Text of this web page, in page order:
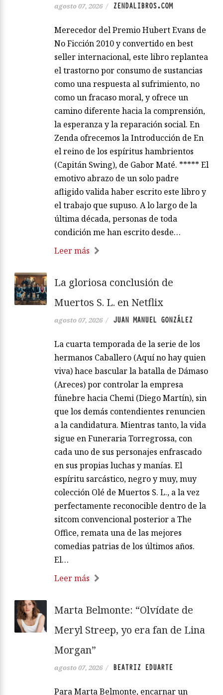
agosto 07, 2026 / ZENDALIBROS.COM
Merecedor del Premio Hubert Evans de
No Ficción 2010 y convertido en best
seller internacional, este libro replantea
el trastorno por consumo de sustancias
como una respuesta al sufrimiento, no
como un fracaso moral, y ofrece un
camino diferente hacia la comprensión,
la esperanza y la reparación social. En
Zenda ofrecemos la Introducción de En
el reino de los espíritus hambrientos
(Capitán Swing), de Gabor Maté. ***** El
emotivo abrazo de un solo padre
afligido valida haber escrito este libro y
el trabajo que supuso. A lo largo de la
última década, personas de toda
condición me han escrito desde…
Leer más
La gloriosa conclusión de
Muertos S. L. en Netflix
agosto 07, 2026 / JUAN MANUEL GONZÁLEZ
La cuarta temporada de la serie de los
hermanos Caballero (Aquí no hay quien
viva) hace bascular la batalla de Dámaso
(Areces) por controlar la empresa
fúnebre hacia Chemi (Diego Martín), sin
que los demás contendientes renuncien
a la candidatura. Mientras tanto, la vida
sigue en Funeraria Torregrossa, con
cada uno de sus personajes enfrascado
en sus propias luchas y manías. El
espíritu sarcástico, negro y muy, muy
colección Olé de Muertos S. L., a la vez
perfectamente reconocible dentro de la
sitcom convencional posterior a The
Office, remata una de las mejores
comedias patrias de los últimos años.
El…
Leer más
Marta Belmonte: “Olvídate de
Meryl Streep, yo era fan de Lina
Morgan”
agosto 07, 2026 / BEATRIZ EDUARTE
Para Marta Belmonte, encarnar un